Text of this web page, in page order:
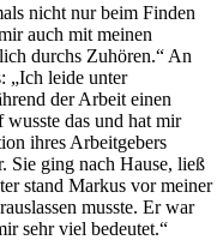
nicht nur beim Finden
auch mit meinen
durchs Zuhören.“ An
„Ich leide unter
der Arbeit einen
das und hat mir
ihres Arbeitgebers
Sie ging nach Hause, ließ
stand Markus vor meiner
musste. Er war
sehr viel bedeutet.“